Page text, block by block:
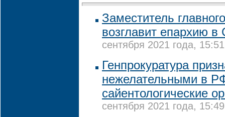
Заместитель
возглавит епархию
сентября 2021 года, 15:51
Генпрокуратура
нежелательными в
сайентологические
сентября 2021 года, 15:49